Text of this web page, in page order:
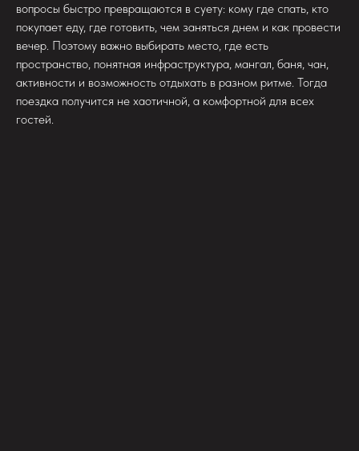
вопросы быстро превращаются в суету: кому где спать, кто
покупает еду, где готовить, чем заняться днем и как провести
вечер. Поэтому важно выбирать место, где есть
пространство, понятная инфраструктура, мангал, баня, чан,
активности и возможность отдыхать в разном ритме. Тогда
поездка получится не хаотичной, а комфортной для всех
гостей.